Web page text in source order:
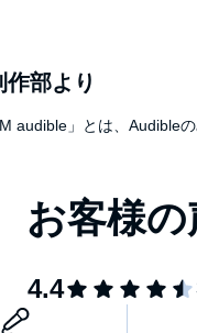
部より
audible」とは、Audible